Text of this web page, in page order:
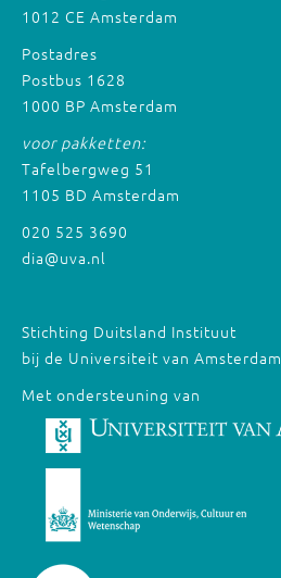
1012 CE Amsterdam
Postadres
Postbus 1628
1000 BP Amsterdam
voor pakketten:
Tafelbergweg 51
1105 BD Amsterdam
020 525 3690
dia@uva.nl
Stichting Duitsland Instituut
bij de Universiteit van Amsterdam
Met ondersteuning van